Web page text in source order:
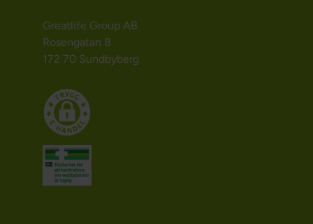
Greatlife Group AB
Rosengatan 8
172 70 Sundbyberg